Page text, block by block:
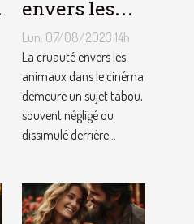
envers les
animaux
dans le
cinéma : un
sujet tabou
Lun. 07/08/2023 14h
La cruauté envers les
animaux dans le cinéma
demeure un sujet tabou,
souvent négligé ou
dissimulé derrière...